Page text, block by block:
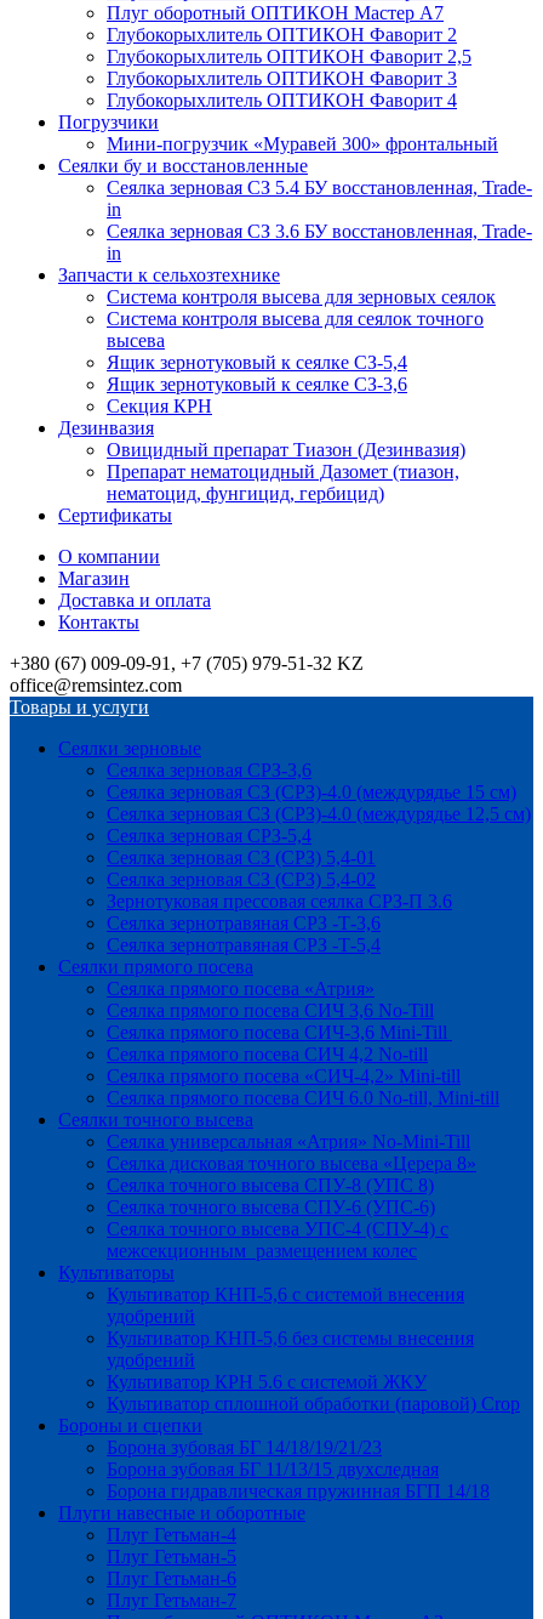
Плуг оборотный ОПТИКОН Мастер А7
Глубокорыхлитель ОПТИКОН Фаворит 2
Глубокорыхлитель ОПТИКОН Фаворит 2,5
Глубокорыхлитель ОПТИКОН Фаворит 3
Глубокорыхлитель ОПТИКОН Фаворит 4
Погрузчики
Мини-погрузчик «Муравей 300» фронтальный
Сеялки бу и восстановленные
Сеялка зерновая СЗ 5.4 БУ восстановленная, Trade-
in
Сеялка зерновая СЗ 3.6 БУ восстановленная, Trade-
in
Запчасти к сельхозтехнике
Система контроля высева для зерновых сеялок
Система контроля высева для сеялок точного
высева
Ящик зернотуковый к сеялке СЗ-5,4
Ящик зернотуковый к сеялке СЗ-3,6
Секция КРН
Дезинвазия
Овицидный препарат Тиазон (Дезинвазия)
Препарат нематоцидный Дазомет (тиазон,
нематоцид, фунгицид, гербицид)
Сертификаты
О компании
Магазин
Доставка и оплата
Контакты
+380 (67) 009-09-91, +7 (705) 979-51-32 KZ
office@remsintez.com
Товары и услуги
Сеялки зерновые
Сеялка зерновая СРЗ-3,6
Сеялка зерновая СЗ (СРЗ)-4.0 (междурядье 15 см)
Сеялка зерновая СЗ (СРЗ)-4.0 (междурядье 12,5 см)
Сеялка зерновая СРЗ-5,4
Сеялка зерновая СЗ (СРЗ) 5,4-01
Сеялка зерновая СЗ (СРЗ) 5,4-02
Зернотуковая прессовая сеялка СРЗ-П 3.6
Сеялка зернотравяная СРЗ -Т-3,6
Сеялка зернотравяная СРЗ -Т-5,4
Сеялки прямого посева
Сеялка прямого посева «Атрия»
Сеялка прямого посева СИЧ 3,6 No-Till
Сеялка прямого посева СИЧ-3,6 Mini-Till
Сеялка прямого посева СИЧ 4,2 No-till
Сеялка прямого посева «СИЧ-4,2» Mini-till
Сеялка прямого посева СИЧ 6.0 No-till, Mini-till
Сеялки точного высева
Сеялка универсальная «Атрия» No-Mini-Till
Сеялка дисковая точного высева «Церера 8»
Сеялка точного высева СПУ-8 (УПС 8)
Сеялка точного высева СПУ-6 (УПС-6)
Сеялка точного высева УПС-4 (СПУ-4) с
межсекционным размещением колес
Культиваторы
Культиватор КНП-5,6 с системой внесения
удобрений
Культиватор КНП-5,6 без системы внесения
удобрений
Культиватор КРН 5.6 с системой ЖКУ
Культиватор сплошной обработки (паровой) Crop
Бороны и сцепки
Борона зубовая БГ 14/18/19/21/23
Борона зубовая БГ 11/13/15 двухследная
Борона гидравлическая пружинная БГП 14/18
Плуги навесные и оборотные
Плуг Гетьман-4
Плуг Гетьман-5
Плуг Гетьман-6
Плуг Гетьман-7